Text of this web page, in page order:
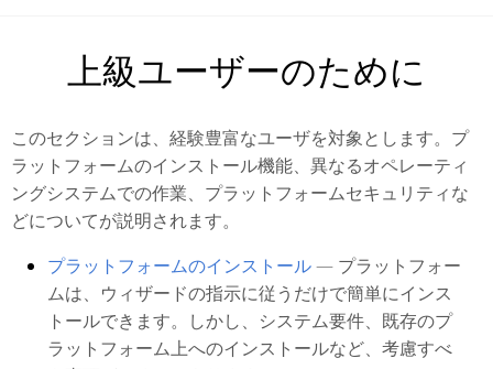
上級ユーザーのために
このセクションは、経験豊富なユーザを対象とします。プ
ラットフォームのインストール機能、異なるオペレーティ
ングシステムでの作業、プラットフォームセキュリティな
どについてが説明されます。
プラットフォームのインストール— プラットフォー
ムは、ウィザードの指示に従うだけで簡単にインス
トールできます。しかし、システム要件、既存のプ
ラットフォーム上へのインストールなど、考慮すべ